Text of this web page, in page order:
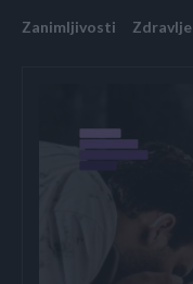
Zanimljivosti Zdravlje